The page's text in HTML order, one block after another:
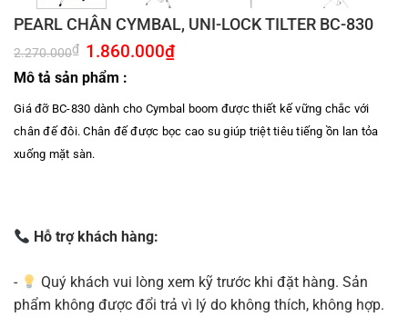
PEARL CHÂN CYMBAL, UNI-LOCK TILTER BC-830
2.270.000₫ Giá
gốc
là:
2.270.000₫.
1.860.000₫Giá
Mô tả sản phẩm :
Giá đỡ BC-830 dành cho Cymbal boom được thiết kế vững chắc với
chân đế đôi. Chân đế được bọc cao su giúp triệt tiêu tiếng ồn lan tỏa
xuống mặt sàn.
Hỗ trợ khách hàng:
-
Quý khách vui lòng xem kỹ trước khi đặt hàng. Sản
phẩm không được đổi trả vì lý do không thích, không hợp.